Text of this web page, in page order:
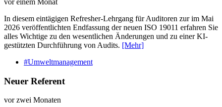
In diesem eintägigen Refresher-Lehrgang für Auditoren zur im Mai
2026 veröffentlichten Endfassung der neuen ISO 19011 erfahren Sie
alles Wichtige zu den wesentlichen Änderungen und zu einer KI-
gestützten Durchführung von Audits. [Mehr]
#Umweltmanagement
Neuer Referent
vor zwei Monaten